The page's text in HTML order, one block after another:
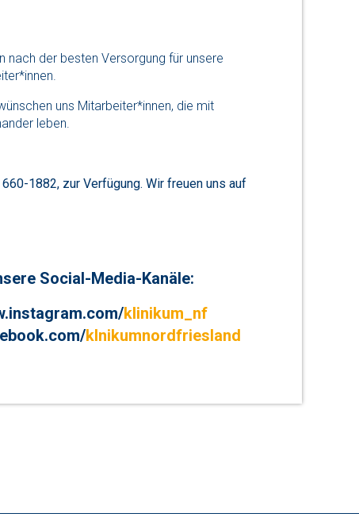
nach der besten Versorgung für unsere
uns Mitarbeiter*innen, die mit
leben.
1882, zur Verfügung. Wir freuen uns auf
Social-Media-Kanäle:
klinikum_nf
klnikumnordfriesland